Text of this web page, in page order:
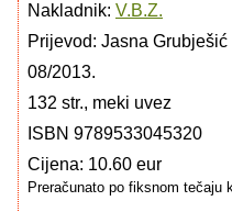
Nakladnik: V.B.Z.
Prijevod: Jasna Grubješić
08/2013.
132 str., meki uvez
ISBN 9789533045320
Cijena: 10.60 eur
Preračunato po fiksnom tečaju